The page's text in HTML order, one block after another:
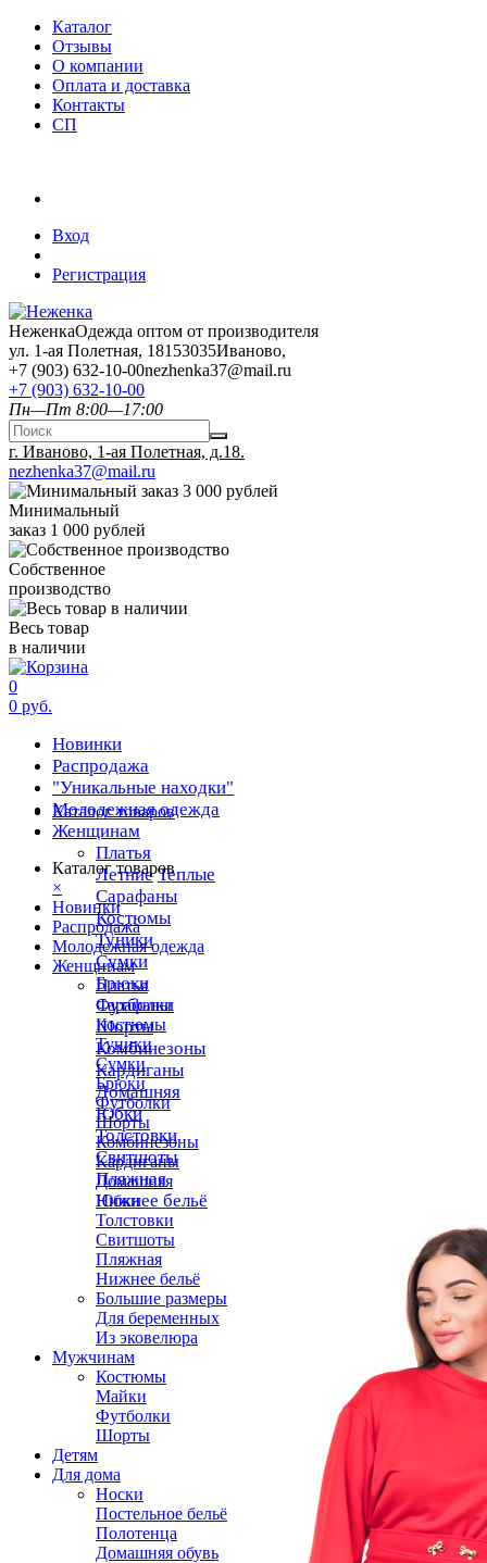
Каталог
Отзывы
О компании
Оплата и доставка
Контакты
СП
Вход
Регистрация
НеженкаОдежда оптом от производителя
ул. 1-ая Полетная, 18153035Иваново,
+7 (903) 632-10-00nezhenka37@mail.ru
+7 (903) 632-10-00
Пн—Пт 8:00—17:00
г. Иваново, 1-ая Полетная, д.18.
nezhenka37@mail.ru
Минимальный
заказ 1 000 рублей
Собственное
производство
Весь товар
в наличии
0
0 руб.
Новинки
Распродажа
"Уникальные находки"
Молодежная одежда
Женщинам
Платья
Летние Теплые
Сарафаны
Костюмы
Туники
Сумки
Брюки
Футболки
Шорты
Комбинезоны
Кардиганы
Домашняя
Юбки
Толстовки
Свитшоты
Пляжная
Нижнее бельё
Каталог товаров
Каталог товаров
×
Новинки
Распродажа
Молодежная одежда
Женщинам
Платья
Сарафаны
Костюмы
Туники
Сумки
Брюки
Футболки
Шорты
Комбинезоны
Кардиганы
Домашняя
Юбки
Толстовки
Свитшоты
Пляжная
Нижнее бельё
Большие размеры
Для беременных
Из эковелюра
Мужчинам
Костюмы
Майки
Футболки
Шорты
Детям
Для дома
Носки
Постельное бельё
Полотенца
Домашняя обувь